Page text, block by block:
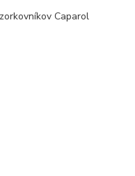
Caparol